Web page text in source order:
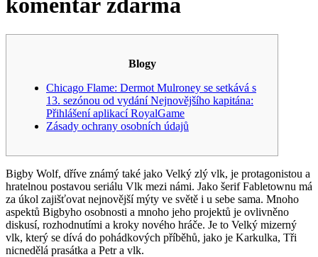
komentář zdarma
Blogy
Chicago Flame: Dermot Mulroney se setkává s
13. sezónou od vydání Nejnovějšího kapitána:
Přihlášení aplikací RoyalGame
Zásady ochrany osobních údajů
Bigby Wolf, dříve známý také jako Velký zlý vlk, je protagonistou a
hratelnou postavou seriálu Vlk mezi námi. Jako šerif Fabletownu má
za úkol zajišťovat nejnovější mýty ve světě i u sebe sama. Mnoho
aspektů Bigbyho osobnosti a mnoho jeho projektů je ovlivněno
diskusí, rozhodnutími a kroky nového hráče. Je to Velký mizerný
vlk, který se dívá do pohádkových příběhů, jako je Karkulka, Tři
nicnedělá prasátka a Petr a vlk.